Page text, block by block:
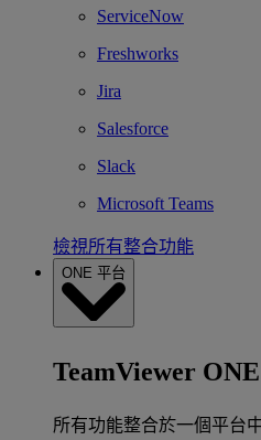
ServiceNow
Freshworks
Jira
Salesforce
Slack
Microsoft Teams
檢視所有整合功能
ONE 平台
TeamViewer
所有功能整合於一個平台